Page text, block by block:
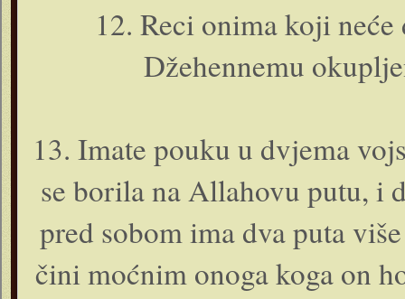
12. Reci o­nima koji
Džehennemu
13. Imate pouku u dvjema
se borila na Allahovu putu, i
pred sobom ima dva puta
čini moćnim o­noga koga o­n